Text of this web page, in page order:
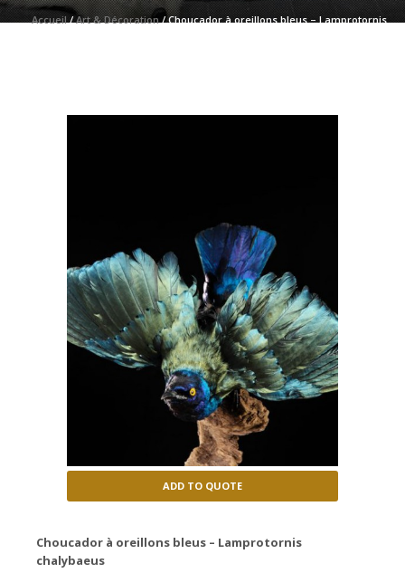
Accueil/Art & Décoration/ Choucador à oreillons bleus – Lamprotornis
ADD TO QUOTE
Choucador à oreillons bleus – Lamprotornis
chalybaeus